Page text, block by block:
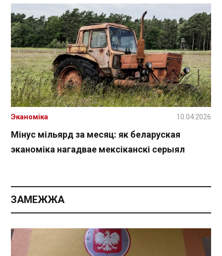
Мінус мільярд за месяц: як беларуская
эканоміка нагадвае мексіканскі серыял
Эканоміка 10.04.2026
ЗАМЕЖЖА